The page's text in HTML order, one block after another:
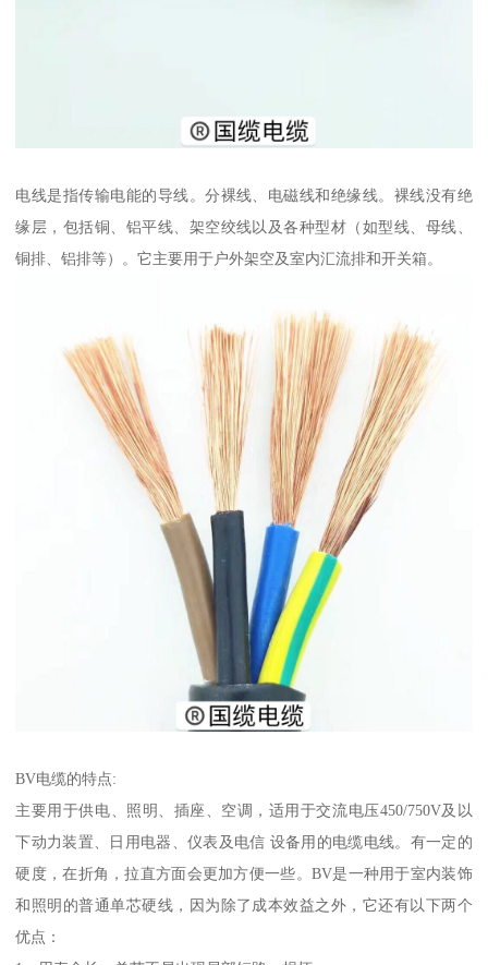
电线是指传输电能的导线。分裸线、电磁线和绝缘线。裸线没有绝
缘层，包括铜、铝平线、架空绞线以及各种型材（如型线、母线、
铜排、铝排等）。它主要用于户外架空及室内汇流排和开关箱。
BV电缆的特点:
主要用于供电、照明、插座、空调，适用于交流电压450/750V及以
下动力装置、日用电器、仪表及电信 设备用的电缆电线。有一定的
硬度，在折角，拉直方面会更加方便一些。BV是一种用于室内装饰
和照明的普通单芯硬线，因为除了成本效益之外，它还有以下两个
优点：